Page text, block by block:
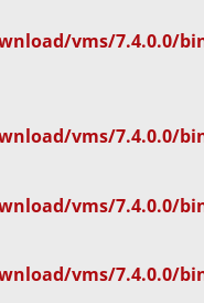
vms/7.4.0.0/
vms/7.4.0.0/
vms/7.4.0.0/
vms/7.4.0.0/